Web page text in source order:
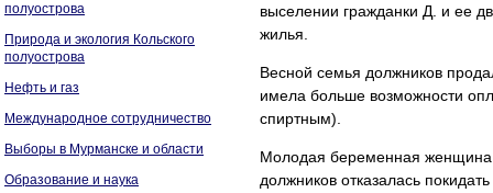
полуострова
Природа и экология Кольского
полуострова
Нефть и газ
Международное сотрудничество
Выборы в Мурманске и области
Образование и наука
выселении гражданки Д. и ее
жилья.
Весной семья должников
имела больше возможности
спиртным).
Молодая беременная женщина
должников отказалась